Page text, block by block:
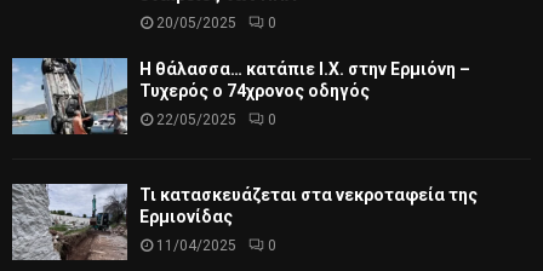
20/05/2025 0
Η θάλασσα… κατάπιε Ι.Χ. στην Ερμιόνη –
Τυχερός ο 74χρονος οδηγός
22/05/2025 0
Τι κατασκευάζεται στα νεκροταφεία της
Ερμιονίδας
11/04/2025 0